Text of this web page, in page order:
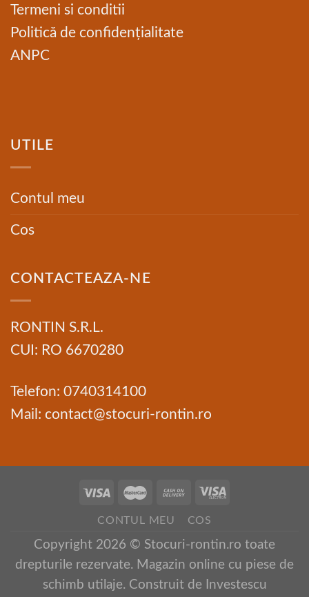
Termeni si conditii
Politică de confidențialitate
ANPC
UTILE
Contul meu
Cos
CONTACTEAZA-NE
RONTIN S.R.L.
CUI: RO 6670280
Telefon: 0740314100
Mail: contact@stocuri-rontin.ro
CONTUL MEU COS
Copyright 2026 © Stocuri-rontin.ro toate
drepturile rezervate. Magazin online cu piese de
schimb utilaje. Construit de
Investescu